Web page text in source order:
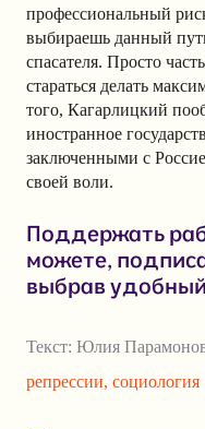
профессиональный
выбираешь данный
спасателя. Просто
стараться делать
того, Кагарлицкий
иностранное
заключенными с
своей воли.
Поддержать
можете,
выбрав
Текст: Юлия
репрессии, социология